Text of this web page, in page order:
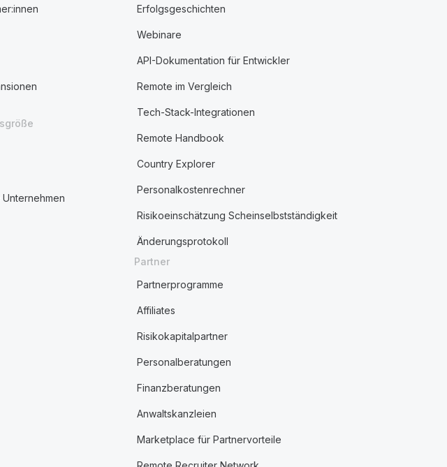
Erfolgsgeschichten
Webinare
API-Dokumentation für Entwickler
Remote im Vergleich
Tech-Stack-Integrationen
Remote Handbook
Country Explorer
Personalkostenrechner
Risikoeinschätzung Scheinselbstständigkeit
Änderungsprotokoll
Partner
Partnerprogramme
Affiliates
Risikokapitalpartner
Personalberatungen
Finanzberatungen
Anwaltskanzleien
Marketplace für Partnervorteile